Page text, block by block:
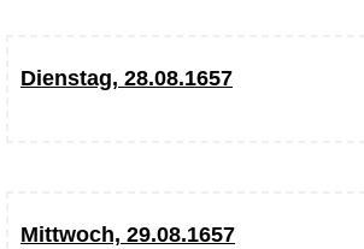
Dienstag, 28.08.1657
Mittwoch, 29.08.1657